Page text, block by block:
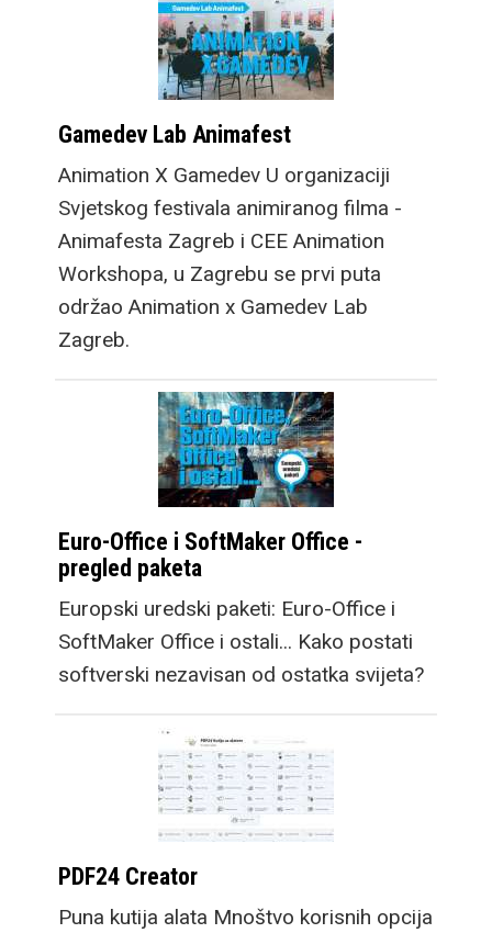
Gamedev Lab Animafest
Animation X Gamedev U organizaciji
Svjetskog festivala animiranog filma -
Animafesta Zagreb i CEE Animation
Workshopa, u Zagrebu se prvi puta
održao Animation x Gamedev Lab
Zagreb.
Euro-Office i SoftMaker Office -
pregled paketa
Europski uredski paketi: Euro-Office i
SoftMaker Office i ostali... Kako postati
softverski nezavisan od ostatka svijeta?
PDF24 Creator
Puna kutija alata Mnoštvo korisnih opcija